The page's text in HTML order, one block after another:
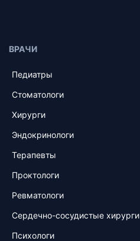
ВРАЧИ
Педиатры
Стоматологи
Хирурги
Эндокринологи
Терапевты
Проктологи
Ревматологи
Сердечно-сосудистые хирурги
Психологи